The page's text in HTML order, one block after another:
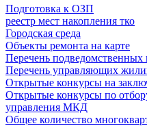
Подготовка к ОЗП
реестр мест накопления тко
Городская среда
Объекты ремонта на карте
Перечень подведомственных
Перечень управляющих
Открытые конкурсы на
Открытые конкурсы по
управления МКД
Общее количество